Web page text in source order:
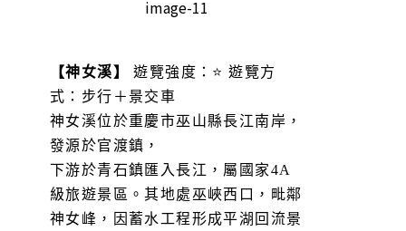
【神女溪】
遊覽強度：⭐ 遊覽方
式：步行＋景交車
神女溪位於重慶市巫山縣長江南岸，
發源於官渡鎮，
下游於青石鎮匯入長江，屬國家4A
級旅遊景區。其地處巫峽西口，毗鄰
神女峰，因蓄水工程形成平湖回流景